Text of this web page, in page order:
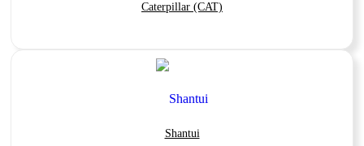
Caterpillar (CAT)
Shantui